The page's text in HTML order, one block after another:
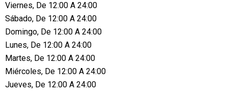
Viernes, De 12:00 A 24:00
Sábado, De 12:00 A 24:00
Domingo, De 12:00 A 24:00
Lunes, De 12:00 A 24:00
Martes, De 12:00 A 24:00
Miércoles, De 12:00 A 24:00
Jueves, De 12:00 A 24:00